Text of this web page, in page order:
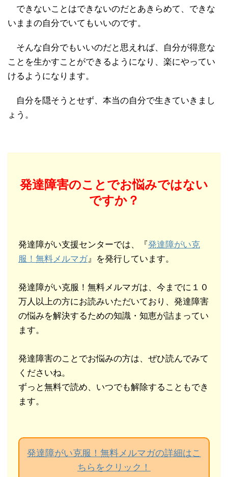
できないことはできないのだとあきらめて、できな
いままの自分でいてもいいのです。
そんな自分でもいいのだと思えれば、自分が得意な
ことを生かすことができるようになり、楽にやってい
けるようになります。
自分を隠そうとせず、本当の自分で生きていきまし
ょう。
発達障害のことでお悩みではない
ですか？
発達障がい支援センターでは、『発達障がい克
服！無料メルマガ』を発行しています。
発達障がい克服！無料メルマガは、今までに１０
万人以上の方にお読みいただいており、発達障害
の悩みを解決するための知識・知恵が詰まってい
ます。
発達障害のことでお悩みの方は、ぜひ読んでみて
くださいね。
ずっと無料で読め、いつでも解除することもでき
ます。
発達障がい克服！無料メルマガの詳細はこ
ちらをクリック！